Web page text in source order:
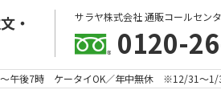
・
サラヤ株式会社 通販コールセン
0120-
～午後7時 ケータイOK／年中無休 ※12/31～1/